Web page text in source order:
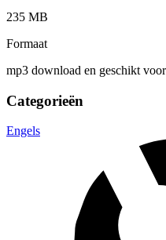
235 MB
Formaat
mp3 download en geschikt
Categorieën
Engels